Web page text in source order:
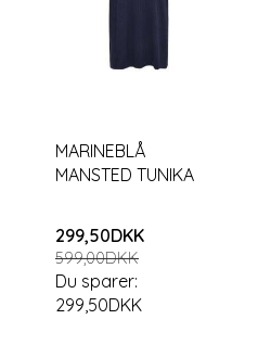
MARINEBLÅ
MANSTED TUNIKA
299,50DKK
599,00DKK
Du sparer:
299,50DKK